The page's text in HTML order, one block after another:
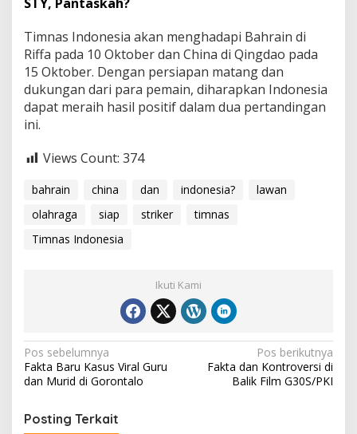
Timnas Indonesia akan menghadapi Bahrain di
Riffa pada 10 Oktober dan China di Qingdao pada
15 Oktober. Dengan persiapan matang dan
dukungan dari para pemain, diharapkan Indonesia
dapat meraih hasil positif dalam dua pertandingan
ini.
Views Count: 374
bahrain china dan indonesia?
lawan
olahraga
siap striker
timnas
Timnas Indonesia
Ikuti Kami
Navigasi
pos
Pos sebelumnya
Fakta Baru Kasus Viral Guru
dan Murid di Gorontalo
Pos berikutnya
Fakta dan Kontroversi di
Balik Film G30S/PKI
Posting Terkait